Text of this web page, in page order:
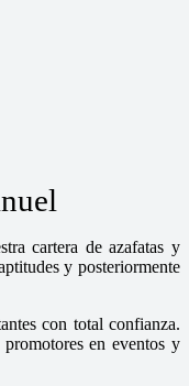
cartera de azafatas y
y posteriormente
con total confianza.
en eventos y